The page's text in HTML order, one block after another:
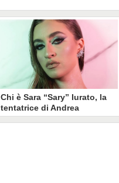
Chi è Sara “Sary” Iurato, la
tentatrice di Andrea
Petraroli a Temptation